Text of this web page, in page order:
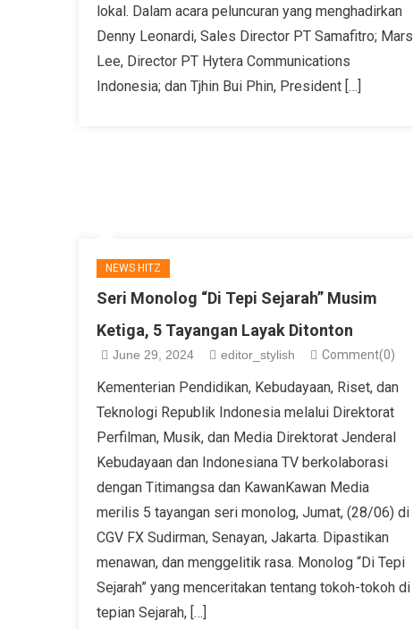
lokal. Dalam acara peluncuran yang menghadirkan
Denny Leonardi, Sales Director PT Samafitro; Mars
Lee, Director PT Hytera Communications
Indonesia; dan Tjhin Bui Phin, President […]
NEWS HITZ
Seri Monolog “Di Tepi Sejarah” Musim
Ketiga, 5 Tayangan Layak Ditonton
June 29, 2024 editor_stylish Comment(0)
Kementerian Pendidikan, Kebudayaan, Riset, dan
Teknologi Republik Indonesia melalui Direktorat
Perfilman, Musik, dan Media Direktorat Jenderal
Kebudayaan dan Indonesiana TV berkolaborasi
dengan Titimangsa dan KawanKawan Media
merilis 5 tayangan seri monolog, Jumat, (28/06) di
CGV FX Sudirman, Senayan, Jakarta. Dipastikan
menawan, dan menggelitik rasa. Monolog “Di Tepi
Sejarah” yang menceritakan tentang tokoh-tokoh di
tepian Sejarah, […]